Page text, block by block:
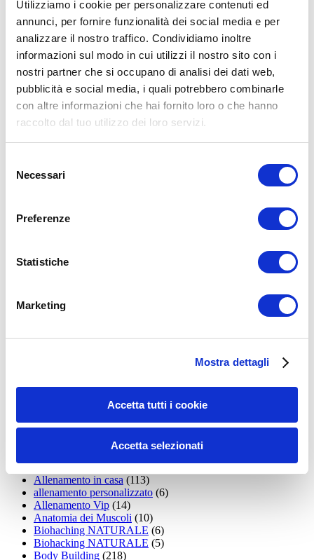
Utilizziamo i cookie per personalizzare contenuti ed
annunci, per fornire funzionalità dei social media e per
analizzare il nostro traffico. Condividiamo inoltre
informazioni sul modo in cui utilizzi il nostro sito con i
nostri partner che si occupano di analisi dei dati web,
pubblicità e social media, i quali potrebbero combinarle
con altre informazioni che hai fornito loro o che hanno
raccolto dal tuo utilizzo dei loro servizi.
delNecessari
Preferenze
Statistiche
Marketing
Mostra dettagli
Accetta tutti i cookie
Accetta selezionati
ALLENATI CON ME!
15WORKOUT
addominali scolpiti(39)
Allenamento aerobico(16)
Allenamento con il TRX(36)
Allenamento Donne(75)
Allenamento in casa (113)
allenamento personalizzato (6)
Allenamento Vip (14)
Anatomia dei Muscoli (10)
Biohaching NATURALE (6)
Biohacking NATURALE (5)
Body Building (218)